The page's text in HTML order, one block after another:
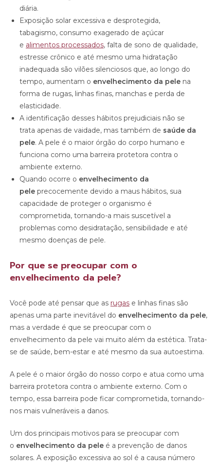
diária.
Exposição solar excessiva e desprotegida,
tabagismo, consumo exagerado de açúcar
e alimentos processados, falta de sono de qualidade,
estresse crônico e até mesmo uma hidratação
inadequada são vilões silenciosos que, ao longo do
tempo, aumentam o envelhecimento da pele na
forma de rugas, linhas finas, manchas e perda de
elasticidade.
A identificação desses hábitos prejudiciais não se
trata apenas de vaidade, mas também de saúde da
pele. A pele é o maior órgão do corpo humano e
funciona como uma barreira protetora contra o
ambiente externo.
Quando ocorre o envelhecimento da
pele precocemente devido a maus hábitos, sua
capacidade de proteger o organismo é
comprometida, tornando-a mais suscetível a
problemas como desidratação, sensibilidade e até
mesmo doenças de pele.
Por que se preocupar com o
envelhecimento da pele?
Você pode até pensar que as rugas e linhas finas são
apenas uma parte inevitável do envelhecimento da pele,
mas a verdade é que se preocupar com o
envelhecimento da pele vai muito além da estética. Trata-
se de saúde, bem-estar e até mesmo da sua autoestima.
A pele é o maior órgão do nosso corpo e atua como uma
barreira protetora contra o ambiente externo. Com o
tempo, essa barreira pode ficar comprometida, tornando-
nos mais vulneráveis a danos.
Um dos principais motivos para se preocupar com
o envelhecimento da pele é a prevenção de danos
solares. A exposição excessiva ao sol é a causa número